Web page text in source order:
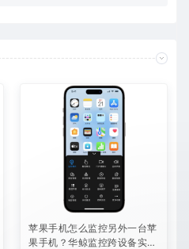
苹果手机怎么监控另外一台苹
果手机？华鲸监控跨设备实时